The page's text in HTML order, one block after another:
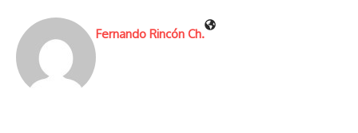
Fernando Rincón Ch.